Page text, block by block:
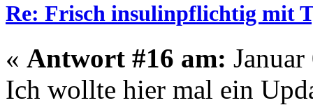
Re: Frisch insulinpflichtig mit
« Antwort #16 am:
Ich wollte hier mal ein